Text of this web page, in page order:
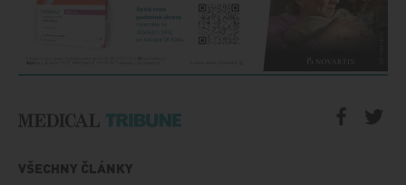
VŠECHNY ČLÁNKY